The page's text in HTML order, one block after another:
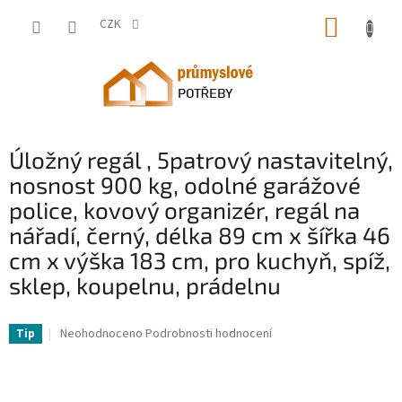
CZK
Úložný regál , 5patrový nastavitelný,
nosnost 900 kg, odolné garážové
police, kovový organizér, regál na
nářadí, černý, délka 89 cm x šířka 46
cm x výška 183 cm, pro kuchyň, spíž,
sklep, koupelnu, prádelnu
Tip
Průměrné
Neohodnoceno Podrobnosti hodnocení